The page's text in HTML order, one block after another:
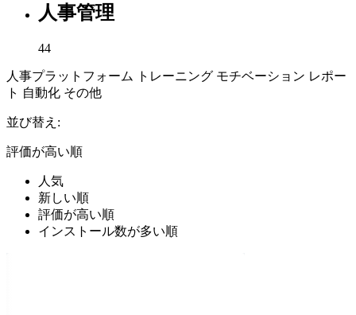
人事管理
44
人事プラットフォーム トレーニング モチベーション レポー
ト 自動化 その他
並び替え:
評価が高い順
人気
新しい順
評価が高い順
インストール数が多い順